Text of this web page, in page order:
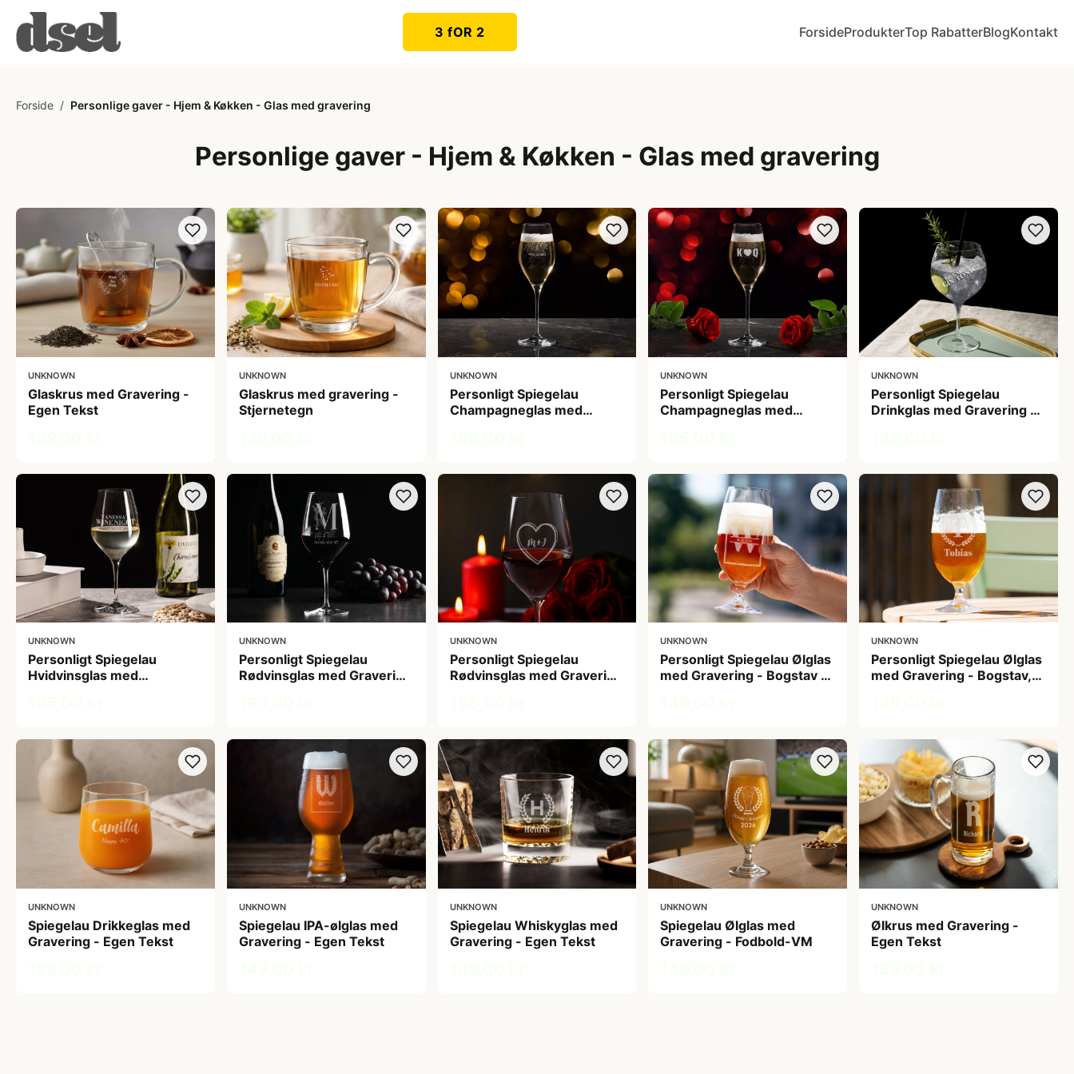
3 fOR 2 ForsideProdukterTop RabatterBlogKontakt
Forside / Personlige gaver - Hjem & Køkken - Glas med gravering
Personlige gaver - Hjem & Køkken - Glas med gravering
UNKNOWN
Glaskrus med Gravering -
Egen Tekst
UNKNOWN
Glaskrus med gravering -
Stjernetegn
UNKNOWN
Personligt Spiegelau
Champagneglas med
UNKNOWN
Personligt Spiegelau
Champagneglas med
UNKNOWN
Personligt Spiegelau
Drinkglas med Gravering -
UNKNOWN
Personligt Spiegelau
Hvidvinsglas med
UNKNOWN
Personligt Spiegelau
Rødvinsglas med Gravering
UNKNOWN
Personligt Spiegelau
Rødvinsglas med Gravering
UNKNOWN
Personligt Spiegelau Ølglas
med Gravering - Bogstav &
UNKNOWN
Personligt Spiegelau Ølglas
med Gravering - Bogstav,
UNKNOWN
Spiegelau Drikkeglas med
Gravering - Egen Tekst
UNKNOWN
Spiegelau IPA-ølglas med
Gravering - Egen Tekst
UNKNOWN
Spiegelau Whiskyglas med
Gravering - Egen Tekst
UNKNOWN
Spiegelau Ølglas med
Gravering - Fodbold-VM
UNKNOWN
Ølkrus med Gravering -
Egen Tekst